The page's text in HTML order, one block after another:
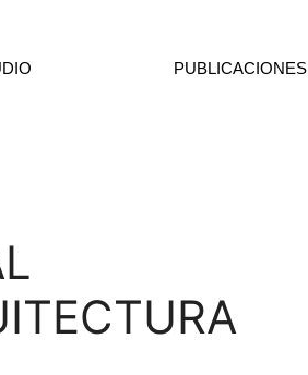
PUBLICACIONES